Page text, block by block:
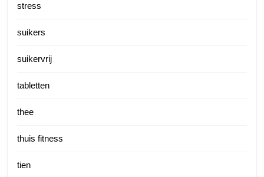
stress
suikers
suikervrij
tabletten
thee
thuis fitness
tien